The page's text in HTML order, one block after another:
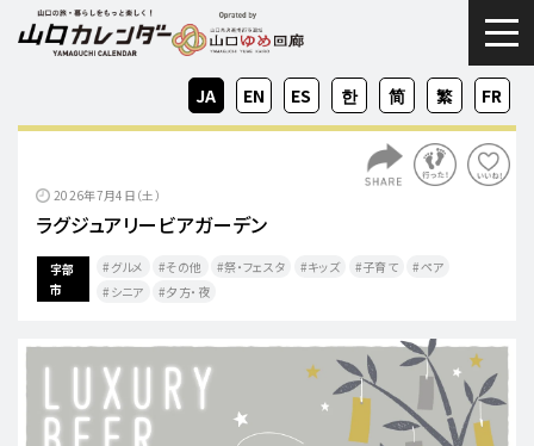
ZH-
CN
ZH-
TW
EN FR
JA KO
ES
2026年7月4日（土）
ラグジュアリービアガーデン
宇部
市
グルメ その他 祭・フェスタ キッズ 子育て
ペア
シニア
夕方・夜​